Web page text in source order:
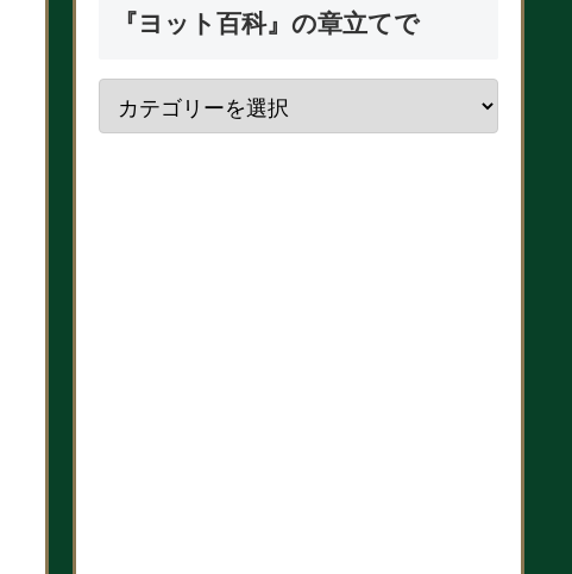
『ヨット百科』の章立てで